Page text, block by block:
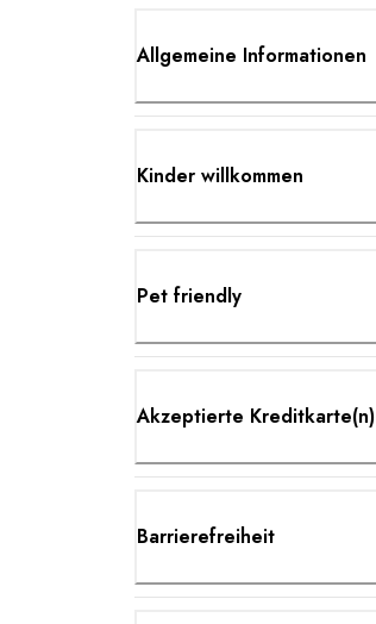
Allgemeine Informationen
Kinder willkommen
Pet friendly
Akzeptierte Kreditkarte(n)
Barrierefreiheit